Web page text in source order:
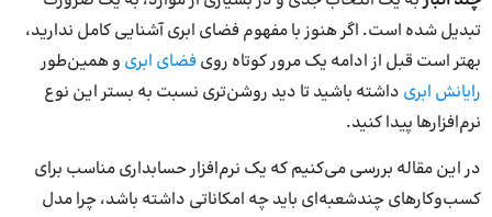
تبدیل شده است. اگر هنوز با مفهوم فضای ابری آشنایی کامل ندارید،
بهتر است قبل از ادامه یک مرور کوتاه روی فضای ابری و همین‌طور
رایانش ابری داشته باشید تا دید روشن‌تری نسبت به بستر این نوع
نرم‌افزارها پیدا کنید.
در این مقاله بررسی می‌کنیم که یک نرم‌افزار حسابداری مناسب برای
کسب‌وکارهای چندشعبه‌ای باید چه امکاناتی داشته باشد، چرا مدل